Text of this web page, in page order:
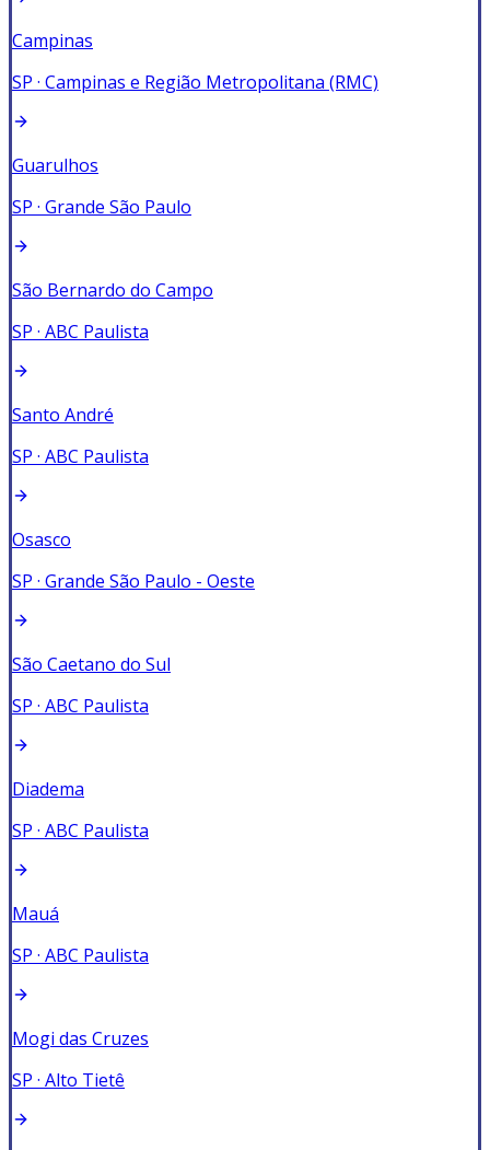
Campinas
SP · Campinas e Região Metropolitana (RMC)
Guarulhos
SP · Grande São Paulo
São Bernardo do Campo
SP · ABC Paulista
Santo André
SP · ABC Paulista
Osasco
SP · Grande São Paulo - Oeste
São Caetano do Sul
SP · ABC Paulista
Diadema
SP · ABC Paulista
Mauá
SP · ABC Paulista
Mogi das Cruzes
SP · Alto Tietê